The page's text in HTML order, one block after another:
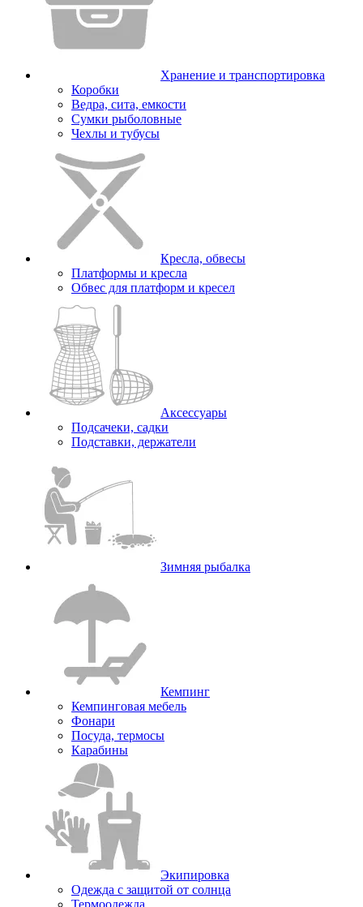
Хранение и транспортировка
Коробки
Ведра, сита, емкости
Сумки рыболовные
Чехлы и тубусы
Кресла, обвесы
Платформы и кресла
Обвес для платформ и кресел
Аксессуары
Подсачеки, садки
Подставки, держатели
Зимняя рыбалка
Кемпинг
Кемпинговая мебель
Фонари
Посуда, термосы
Карабины
Экипировка
Одежда с защитой от солнца
Термоодежда